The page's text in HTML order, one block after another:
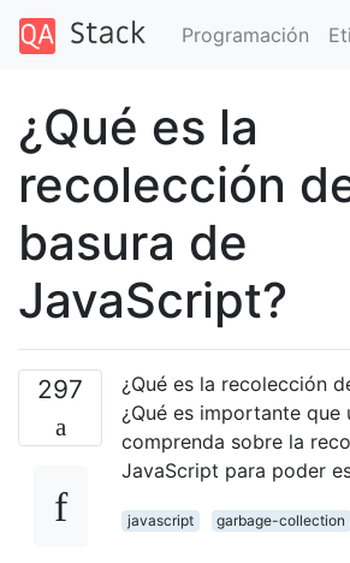
Programación
¿Qué es la
recolección
basura de
JavaScript?
297
¿Qué es la recolección
¿Qué es importante
comprenda sobre la
JavaScript para poder
javascript garbage-collection